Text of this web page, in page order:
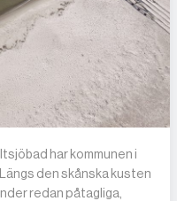
har kommunen i
den skånska kusten
redan påtagliga,